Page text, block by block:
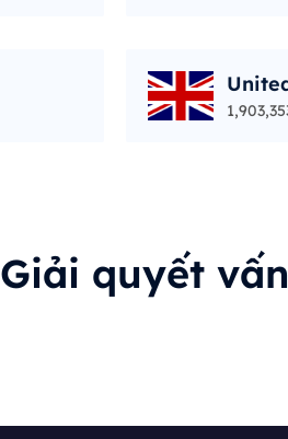
Giải quyết